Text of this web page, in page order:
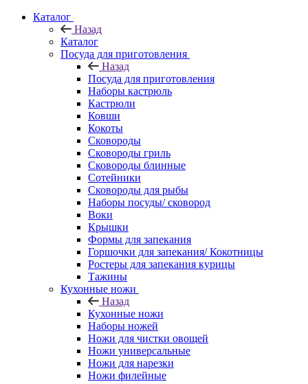
Каталог
Назад
Каталог
Посуда для приготовления
Назад
Посуда для приготовления
Наборы кастрюль
Кастрюли
Ковши
Кокоты
Сковороды
Сковороды гриль
Сковороды блинные
Сотейники
Сковороды для рыбы
Наборы посуды/ сковород
Воки
Крышки
Формы для запекания
Горшочки для запекания/ Кокотницы
Ростеры для запекания курицы
Тажины
Кухонные ножи
Назад
Кухонные ножи
Наборы ножей
Ножи для чистки овощей
Ножи универсальные
Ножи для нарезки
Ножи филейные